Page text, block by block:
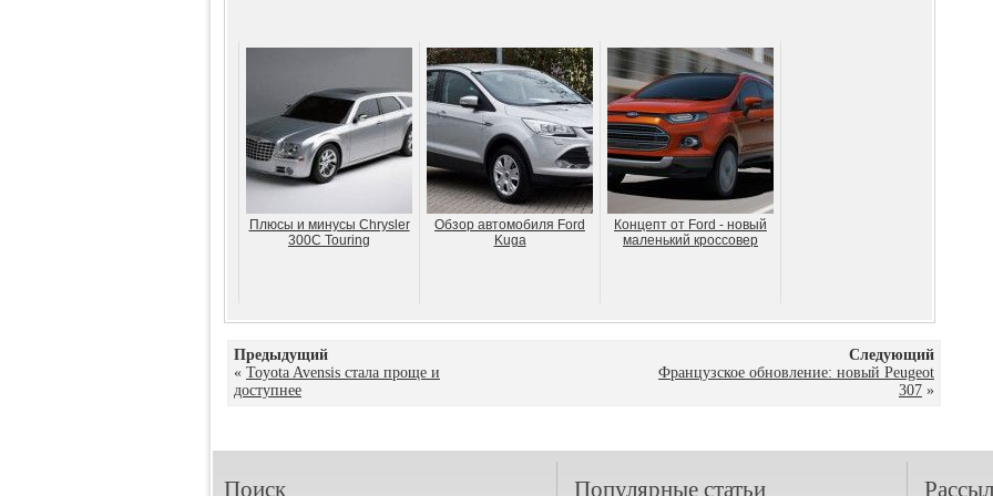
Плюсы и минусы Chrysler
300C Touring
Обзор автомобиля Ford
Kuga
Концепт от Ford - новый
маленький кроссовер
Предыдущий
« Toyota Avensis стала проще и
доступнее
Следующий
Французское обновление: новый Peugeot
307 »
Поиск Популярные статьи